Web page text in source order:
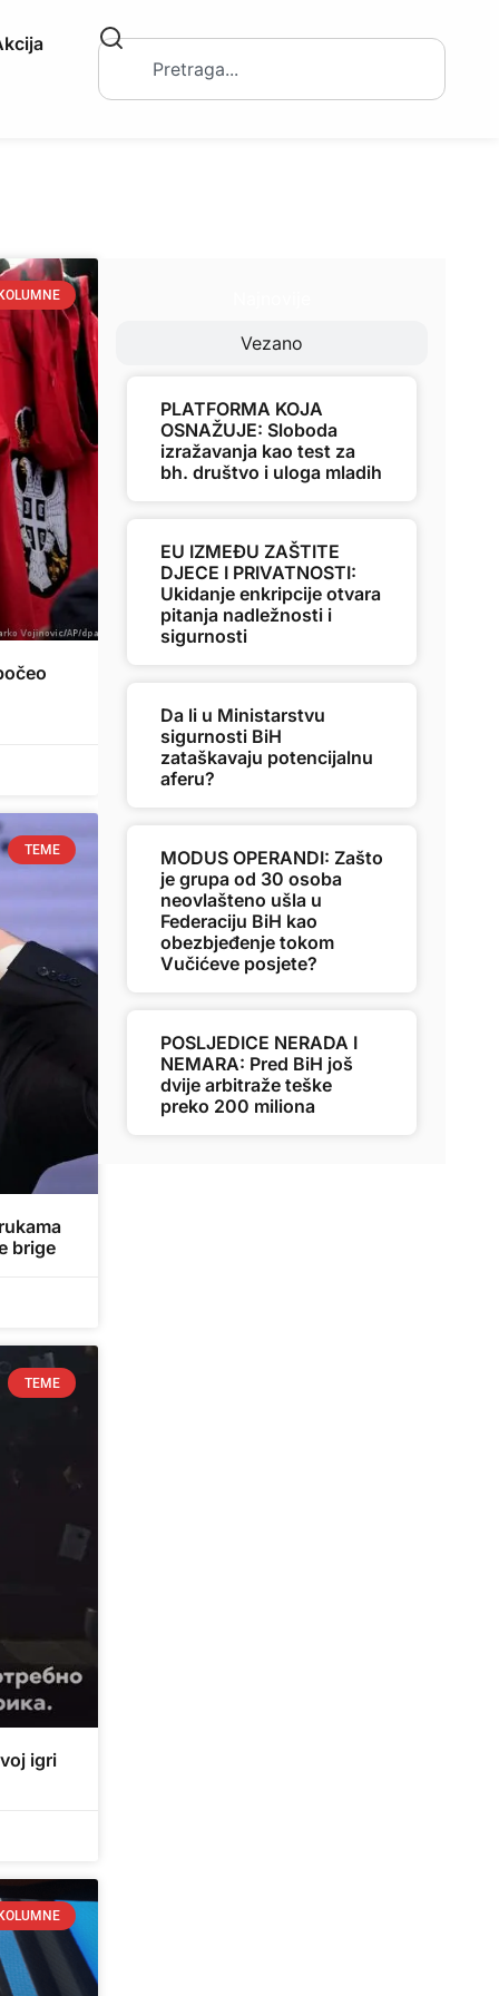
TEME
brige
TEME
igri
Vezano
PLATFORMA KOJA
OSNAŽUJE: Sloboda
izražavanja kao test za
bh. društvo i uloga mladih
EU IZMEĐU ZAŠTITE
DJECE I PRIVATNOSTI:
Ukidanje enkripcije otvara
pitanja nadležnosti i
sigurnosti
Da li u Ministarstvu
sigurnosti BiH
zataškavaju potencijalnu
aferu?
MODUS OPERANDI: Zašto
je grupa od 30 osoba
neovlašteno ušla u
Federaciju BiH kao
obezbjeđenje tokom
Vučićeve posjete?
POSLJEDICE NERADA I
NEMARA: Pred BiH još
dvije arbitraže teške
preko 200 miliona